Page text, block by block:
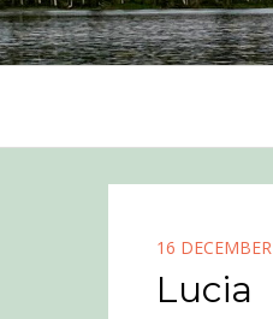
PUBLICERAD
DEN
16
Lucia